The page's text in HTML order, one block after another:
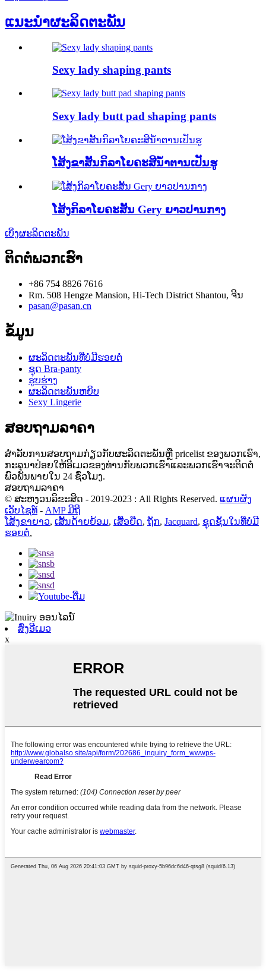
ແນະນຳຜະລິດຕະພັນ
Sexy lady shaping pants
Sexy lady butt pad shaping pants
ໂສ້ງຂາສັ້ນກິລາໂຍຄະສີນ້ຳຕານເປັນຮູ
ໂສ້ງກິລາໂຍຄະສັ້ນ Gery ຍາວປານກາງ
ເບິ່ງຜະລິດຕະພັນ
ຕິດຕໍ່ພວກເຮົາ
+86 754 8826 7616
Rm. 508 Hengze Mansion, Hi-Tech District Shantou, ຈີນ
pasan@pasan.cn
ຂໍ້ມູນ
ຜະລິດຕະພັນທີ່ບໍ່ມີຮອຍຕໍ່
ຊຸດ Bra-panty
ຮູບຮ່າງ
ຜະລິດຕະພັນຫຍິບ
Sexy Lingerie
ສອບຖາມລາຄາ
ສໍາ​ລັບ​ການ​ສອບ​ຖາມ​ກ່ຽວ​ກັບ​ຜະ​ລິດ​ຕະ​ພັນ​ຫຼື pricelist ຂອງ​ພວກ​ເຮົາ​,
ກະ​ລຸ​ນາ​ປ່ອຍ​ໃຫ້​ອີ​ເມວ​ຂອງ​ທ່ານ​ກັບ​ພວກ​ເຮົາ​ແລະ​ພວກ​ເຮົາ​ຈະ​ຕິດ​ຕໍ່​
ພົວ​ພັນ​ພາຍ​ໃນ 24 ຊົ່ວ​ໂມງ​.
ສອບຖາມລາຄາ
© ສະຫງວນລິຂະສິດ - 2019-2023 : All Rights Reserved. ແຜນຜັງ
ເວັບໄຊທ໌ - AMP ມືຖື
ໂສ້ງຂາຍາວ, ເສັ້ນດ້າຍຍ້ອມ, ເສື້ອຍືດ, ຖັກ, Jacquard, ຊຸດຊັ້ນໃນທີ່ບໍ່ມີ
ຮອຍຕໍ່,
ສົ່ງອີເມວ
x